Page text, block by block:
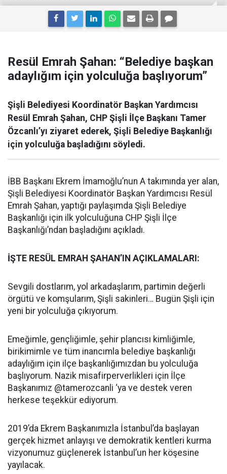
Resül Emrah Şahan: “Belediye başkan
adaylığım için yolculuğa başlıyorum”
Şişli Belediyesi Koordinatör Başkan Yardımcısı
Resül Emrah Şahan, CHP Şişli İlçe Başkanı Tamer
Özcanlı’yı ziyaret ederek, Şişli Belediye Başkanlığı
için yolculuğa başladığını söyledi.
İBB Başkanı Ekrem İmamoğlu’nun A takımında yer alan,
Şişli Belediyesi Koordinatör Başkan Yardımcısı Resül
Emrah Şahan, yaptığı paylaşımda Şişli Belediye
Başkanlığı için ilk yolculuğuna CHP Şişli İlçe
Başkanlığı’ndan başladığını açıkladı.
İŞTE RESÜL EMRAH ŞAHAN’IN AÇIKLAMALARI:
Sevgili dostlarım, yol arkadaşlarım, partimin değerli
örgütü ve komşularım, Şişli sakinleri… Bugün Şişli için
yeni bir yolculuğa çıkıyorum.
Emeğimle, gençliğimle, şehir plancısı kimliğimle,
birikimimle ve tüm inancımla belediye başkanlığı
adaylığım için ilçe başkanlığımızdan bu yolculuğa
başlıyorum. Nazik misafirperverlikleri için İlçe
Başkanımız @tamerozcanli ‘ya ve destek veren
herkese teşekkür ediyorum.
2019’da Ekrem Başkanımızla İstanbul’da başlayan
gerçek hizmet anlayışı ve demokratik kentleri kurma
vizyonumuz güçlenerek İstanbul’un her köşesine
yayılacak.